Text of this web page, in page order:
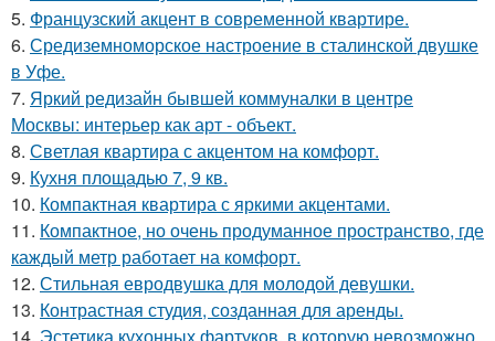
5. Французский акцент в современной квартире.
6. Средиземноморское настроение в сталинской двушке
в Уфе.
7. Яркий редизайн бывшей коммуналки в центре
Москвы: интерьер как арт - объект.
8. Светлая квартира с акцентом на комфорт.
9. Кухня площадью 7, 9 кв.
10. Компактная квартира с яркими акцентами.
11. Компактное, но очень продуманное пространство, где
каждый метр работает на комфорт.
12. Стильная евродвушка для молодой девушки.
13. Контрастная студия, созданная для аренды.